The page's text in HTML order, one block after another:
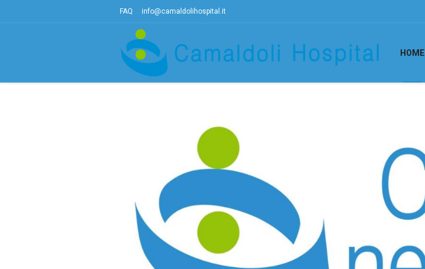
FAQ info@camaldolihospital.it
HOME